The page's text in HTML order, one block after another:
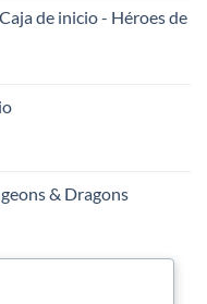
de inicio - Héroes de
& Dragons